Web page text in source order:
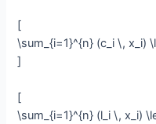
[
\sum_{i=1}^{n} (c_i \, x_i)
]
[
\sum_{i=1}^{n} (l_i \, x_i)